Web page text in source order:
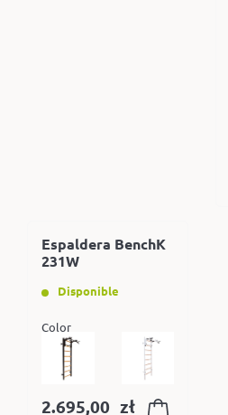
Espaldera BenchK
231W
Disponible
Color
2.695,00 zł